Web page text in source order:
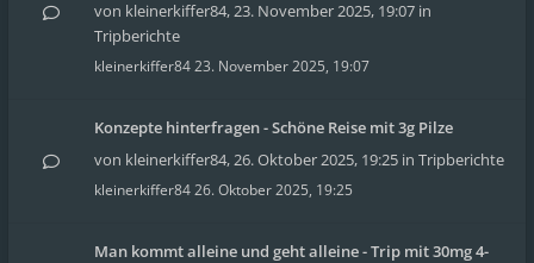
von kleinerkiffer84,23. November 2025, 19:07 in
Tripberichte
kleinerkiffer8423. November 2025, 19:07
Konzepte hinterfragen - Schöne Reise mit 3g Pilze
von kleinerkiffer84,26. Oktober 2025, 19:25 in Tripberichte
kleinerkiffer8426. Oktober 2025, 19:25
Man kommt alleine und geht alleine - Trip mit 30mg 4-